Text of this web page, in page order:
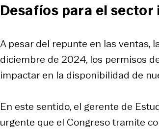
Desafíos para el
A pesar del repunte en las ventas,
diciembre de 2024, los permisos
impactar en la disponibilidad de
En este sentido, el gerente de
urgente que el Congreso tramite